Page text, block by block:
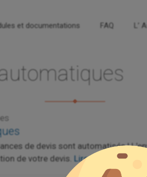
et documentations FAQ L’
de devis sont automatisés !
de votre devis.Lire la suite.